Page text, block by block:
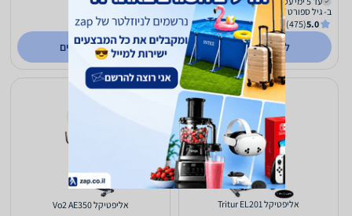
ב- גיל ספורט 1977
5.0
(475)
לפרטים נוספים
4.8
(92)
לפרטים נוספים
אליפטיקל Tritur EL201 אליפטיקל Vo2 AE350